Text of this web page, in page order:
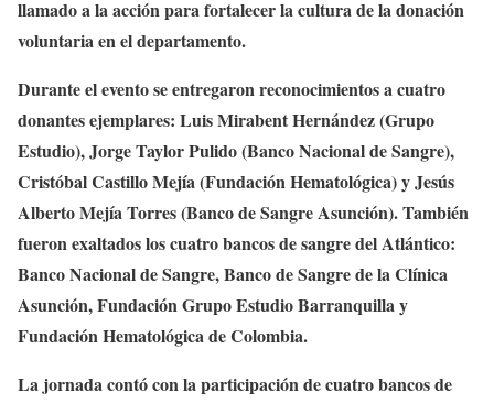
llamado a la acción para fortalecer la cultura de la donación
voluntaria en el departamento.
Durante el evento se entregaron reconocimientos a cuatro
donantes ejemplares: Luis Mirabent Hernández (Grupo
Estudio), Jorge Taylor Pulido (Banco Nacional de Sangre),
Cristóbal Castillo Mejía (Fundación Hematológica) y Jesús
Alberto Mejía Torres (Banco de Sangre Asunción). También
fueron exaltados los cuatro bancos de sangre del Atlántico:
Banco Nacional de Sangre, Banco de Sangre de la Clínica
Asunción, Fundación Grupo Estudio Barranquilla y
Fundación Hematológica de Colombia.
La jornada contó con la participación de cuatro bancos de